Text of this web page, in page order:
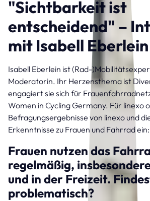
"Sichtbarkeit ist
entscheidend" –
mit Isabell Eberlein
Isabell Eberlein ist (Rad-
Moderatorin. Ihr Herzensthema ist
engagiert sie sich für
Women in Cycling Germany. Für linexo
Befragungsergebnisse von linexo und
Erkenntnisse zu Frauen und Fahrrad ein:
Frauen nutzen das
regelmäßig,
und in der Freizeit.
problematisch?